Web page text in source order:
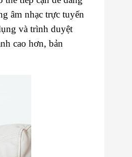
âm nhạc trực tuyến
và trình duyệt
cao hơn, bản